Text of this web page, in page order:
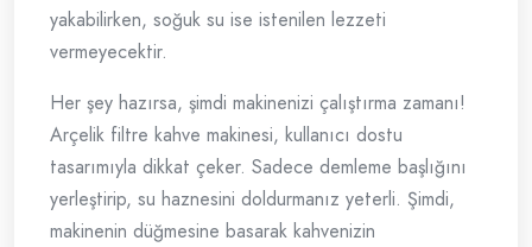
yakabilirken, soğuk su ise istenilen lezzeti
vermeyecektir.
Her şey hazırsa, şimdi makinenizi çalıştırma zamanı!
Arçelik filtre kahve makinesi, kullanıcı dostu
tasarımıyla dikkat çeker. Sadece demleme başlığını
yerleştirip, su haznesini doldurmanız yeterli. Şimdi,
makinenin düğmesine basarak kahvenizin